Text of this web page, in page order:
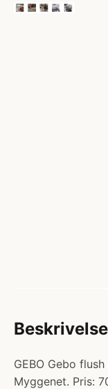
Beskrivelse
GEBO Gebo
Myggenet. Pris: